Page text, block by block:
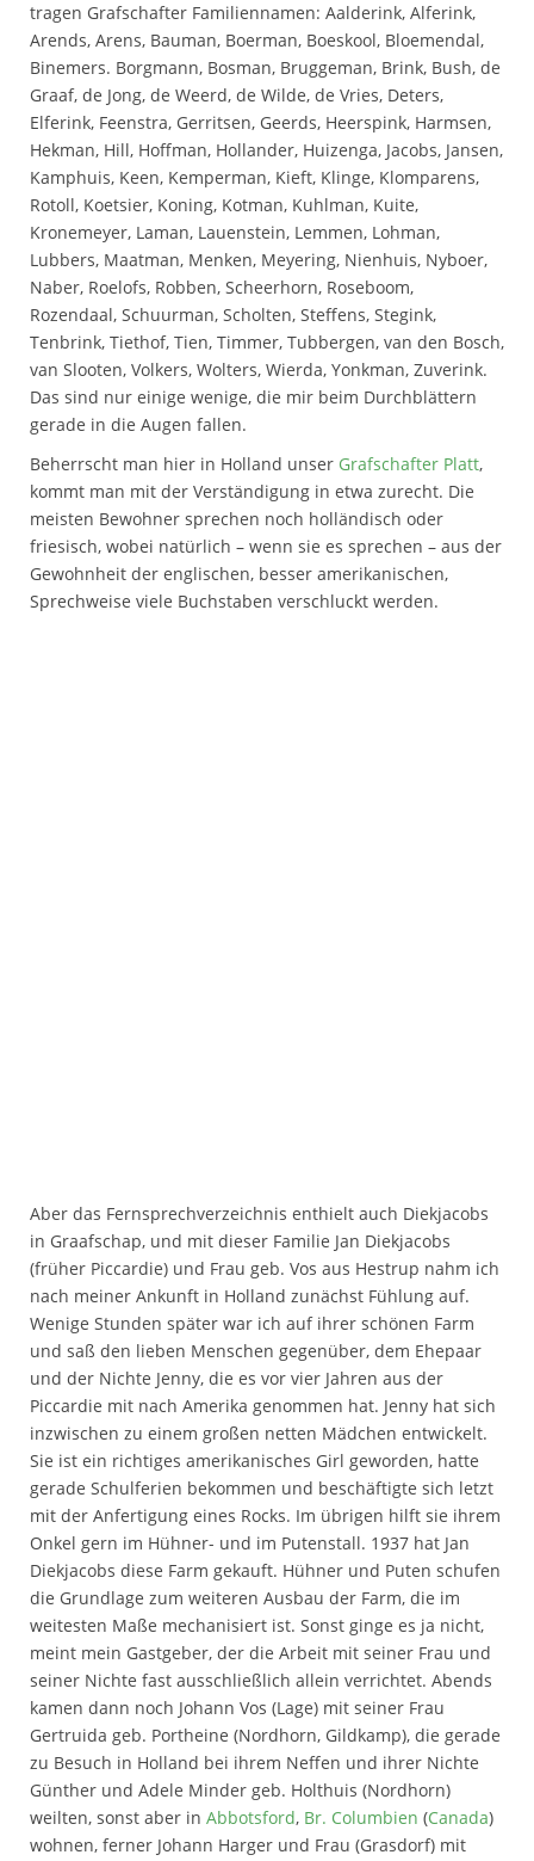
tragen Grafschafter Familiennamen: Aalderink, Alferink,
Arends, Arens, Bauman, Boerman, Boeskool, Bloemendal,
Binemers. Borgmann, Bosman, Bruggeman, Brink, Bush, de
Graaf, de Jong, de Weerd, de Wilde, de Vries, Deters,
Elferink, Feenstra, Gerritsen, Geerds, Heerspink, Harmsen,
Hekman, Hill, Hoffman, Hollander, Huizenga, Jacobs, Jansen,
Kamphuis, Keen, Kemperman, Kieft, Klinge, Klomparens,
Rotoll, Koetsier, Koning, Kotman, Kuhlman, Kuite,
Kronemeyer, Laman, Lauenstein, Lemmen, Lohman,
Lubbers, Maatman, Menken, Meyering, Nienhuis, Nyboer,
Naber, Roelofs, Robben, Scheerhorn, Roseboom,
Rozendaal, Schuurman, Scholten, Steffens, Stegink,
Tenbrink, Tiethof, Tien, Timmer, Tubbergen, van den Bosch,
van Slooten, Volkers, Wolters, Wierda, Yonkman, Zuverink.
Das sind nur einige wenige, die mir beim Durchblättern
gerade in die Augen fallen.
Beherrscht man hier in Holland unser Grafschafter Platt,
kommt man mit der Verständigung in etwa zurecht. Die
meisten Bewohner sprechen noch holländisch oder
friesisch, wobei natürlich – wenn sie es sprechen – aus der
Gewohnheit der englischen, besser amerikanischen,
Sprechweise viele Buchstaben verschluckt werden.
Aber das Fernsprechverzeichnis enthielt auch Diekjacobs
in Graafschap, und mit dieser Familie Jan Diekjacobs
(früher Piccardie) und Frau geb. Vos aus Hestrup nahm ich
nach meiner Ankunft in Holland zunächst Fühlung auf.
Wenige Stunden später war ich auf ihrer schönen Farm
und saß den lieben Menschen gegenüber, dem Ehepaar
und der Nichte Jenny, die es vor vier Jahren aus der
Piccardie mit nach Amerika genommen hat. Jenny hat sich
inzwischen zu einem großen netten Mädchen entwickelt.
Sie ist ein richtiges amerikanisches Girl geworden, hatte
gerade Schulferien bekommen und beschäftigte sich letzt
mit der Anfertigung eines Rocks. Im übrigen hilft sie ihrem
Onkel gern im Hühner- und im Putenstall. 1937 hat Jan
Diekjacobs diese Farm gekauft. Hühner und Puten schufen
die Grundlage zum weiteren Ausbau der Farm, die im
weitesten Maße mechanisiert ist. Sonst ginge es ja nicht,
meint mein Gastgeber, der die Arbeit mit seiner Frau und
seiner Nichte fast ausschließlich allein verrichtet. Abends
kamen dann noch Johann Vos (Lage) mit seiner Frau
Gertruida geb. Portheine (Nordhorn, Gildkamp), die gerade
zu Besuch in Holland bei ihrem Neffen und ihrer Nichte
Günther und Adele Minder geb. Holthuis (Nordhorn)
weilten, sonst aber in Abbotsford, Br. Columbien (Canada)
wohnen, ferner Johann Harger und Frau (Grasdorf) mit